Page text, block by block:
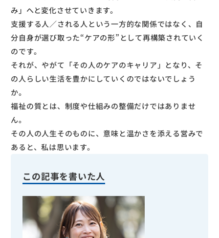
み」へと変化させていきます。
支援する人／される人という一方的な関係ではなく、自
分自身が選び取った“ケアの形”として再構築されていく
のです。
それが、やがて「その人のケアのキャリア」となり、そ
の人らしい生活を豊かにしていくのではないでしょう
か。
福祉の質とは、制度や仕組みの整備だけではありませ
ん。
その人の人生そのものに、意味と温かさを添える営みで
あると、私は思います。
この記事を書いた人